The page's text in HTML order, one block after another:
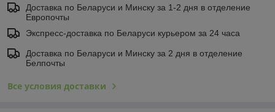
Доставка по Беларуси и Минску за 1-2 дня в отделение
Европочты
Экспресс-доставка по Беларуси курьером за 24 часа
Доставка по Беларуси и Минску за 2 дня в отделение
Белпочты
Все условия доставки